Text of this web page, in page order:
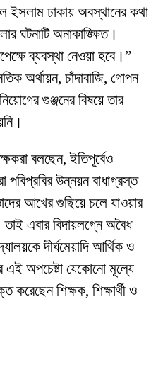
ঢাকায় অবস্থানের কথা
ঘটনাটি অনাকাঙ্ক্ষিত।
ব্যবস্থা নেওয়া হবে।”
অর্থায়ন, চাঁদাবাজি, গোপন
গুঞ্জনের বিষয়ে তার
বলছেন, ইতিপূর্বেও
পবিপ্রবির উন্নয়ন বাধাগ্রস্ত
আখের গুছিয়ে চলে যাওয়ার
এবার বিদায়লগ্নে অবৈধ
দীর্ঘমেয়াদি আর্থিক ও
এই অপচেষ্টা যেকোনো মূল্যে
করেছেন শিক্ষক, শিক্ষার্থী ও